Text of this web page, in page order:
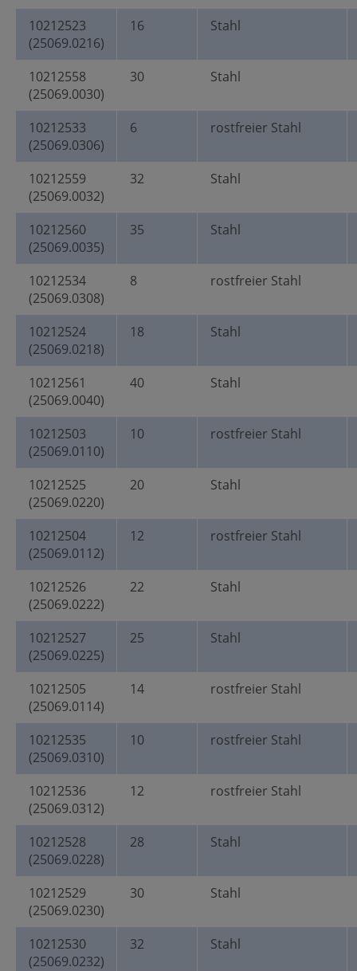
10212523
(25069.0216)
16 Stahl
10212558
(25069.0030)
30 Stahl
10212533
(25069.0306)
6 rostfreier Stahl
10212559
(25069.0032)
32 Stahl
10212560
(25069.0035)
35 Stahl
10212534
(25069.0308)
8 rostfreier Stahl
10212524
(25069.0218)
18 Stahl
10212561
(25069.0040)
40 Stahl
10212503
(25069.0110)
10 rostfreier Stahl
10212525
(25069.0220)
20 Stahl
10212504
(25069.0112)
12 rostfreier Stahl
10212526
(25069.0222)
22 Stahl
10212527
(25069.0225)
25 Stahl
10212505
(25069.0114)
14 rostfreier Stahl
10212535
(25069.0310)
10 rostfreier Stahl
10212536
(25069.0312)
12 rostfreier Stahl
10212528
(25069.0228)
28 Stahl
10212529
(25069.0230)
30 Stahl
10212530
(25069.0232)
32 Stahl